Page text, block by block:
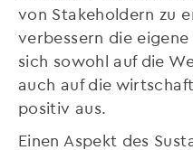
von Stakeholdern zu
verbessern die
sich sowohl auf die
auch auf die
positiv aus.
Einen Aspekt des